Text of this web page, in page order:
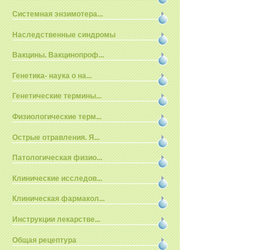
Системная энзимотера...
Наследственные синдромы
Вакцины. Вакцинопроф...
Генетика- наука о на...
Генетические термины...
Физиологические терм...
Острые отравления. Я...
Патологическая физио...
Клинические исследов...
Клиническая фармакол...
Инструкции лекарстве...
Общая рецептура